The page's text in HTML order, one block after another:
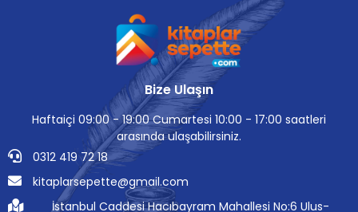
Bize Ulaşın
Haftaiçi 09:00 - 19:00 Cumartesi 10:00 - 17:00 saatleri
arasında ulaşabilirsiniz.
0312 419 72 18
kitaplarsepette@gmail.com
İstanbul Caddesi Hacıbayram Mahallesi No:6 Ulus-